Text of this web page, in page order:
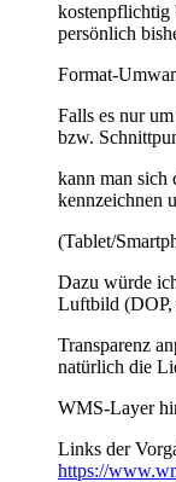
kostenpflichtig
persönlich
Format-
Falls es nur
bzw.
kann man sich
kennzeichnen
(Tablet/
Dazu würde
Luftbild (DOP,
Transparenz
natürlich die
WMS-Layer
Links der
https://